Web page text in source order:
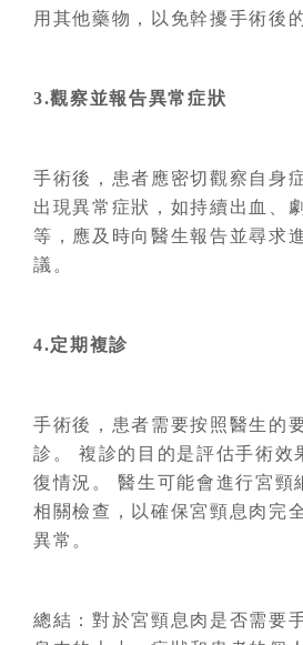
用其他藥物，以免幹擾手術後
3.觀察並報告異常症狀
手術後，患者應密切觀察自身
出現異常症狀，如持續出血、
等，應及時向醫生報告並尋求
議。
4.定期複診
手術後，患者需要按照醫生的
診。 複診的目的是評估手術效
復情況。 醫生可能會進行宮頸
相關檢查，以確保宮頸息肉完
異常。
總結：對於宮頸息肉是否需要